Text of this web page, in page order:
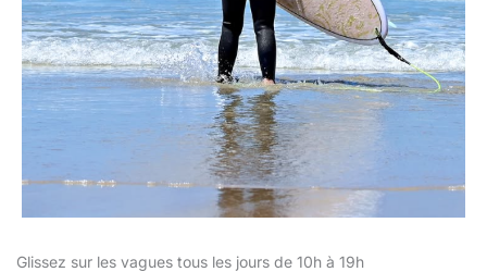
Glissez sur les vagues tous les jours de 10h à 19h